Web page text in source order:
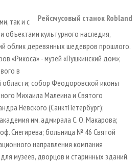
Рейсмусовый станок Robland
так и с
объектами культурного наследия,
облик деревянных шедевров прошлого.
«Рикоса» - музей «Пушкинский дом»;
в
области; собор Феодоровской иконы
Михаила Малеина и Святого
Невского (Санкт­Петербург);
им. адмирала С. О. Макарова;
Снегирева; больница № 46 Святой
направления компания
музеев, дворцов и старинных зданий.